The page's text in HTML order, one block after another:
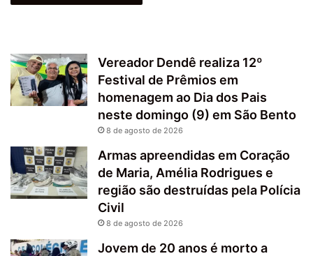
Vereador Dendê realiza 12º
Festival de Prêmios em
homenagem ao Dia dos Pais
neste domingo (9) em São Bento
8 de agosto de 2026
Armas apreendidas em Coração
de Maria, Amélia Rodrigues e
região são destruídas pela Polícia
Civil
8 de agosto de 2026
Jovem de 20 anos é morto a